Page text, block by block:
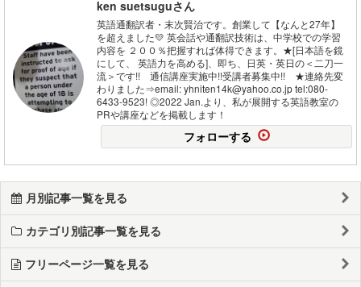
ken suetsuguさん
英語通翻訳者・末次賢治です。創業して【なんと27年】
を超えました💛 英会話や通翻訳技術は、中学校での学習
内容を ２００％把握すれば体得できます。★[日本語を鏡
にして、 英語力を高める]、即ち、日英・英日の＜二刀一
流＞です!! 通信講座実施中!!受講者募集中!! ★連絡先変
わりました⇒email: yhniten14k@yahoo.co.jp tel:080-
6433-9523! ◎2022 Jan.より、私が展開する英語教室の
PRや講座などを掲載します！
フォローする
月別記事一覧を見る
カテゴリ別記事一覧を見る
フリーページ一覧を見る